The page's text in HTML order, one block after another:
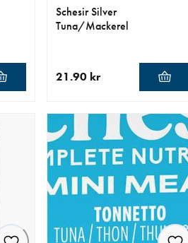
Schesir Silver
Tuna/Mackerel
21.90 kr